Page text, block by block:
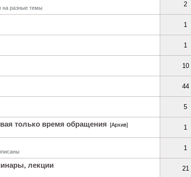
на разные темы 2
1
1
10
44
5
только время обращения [Архив]
1
1
лекции 21